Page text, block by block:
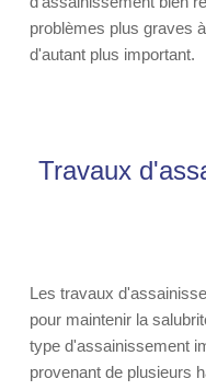
problèmes plus graves
d'autant plus important.
Travaux
Les travaux
pour maintenir la
type d'assainissement
provenant de plusieurs